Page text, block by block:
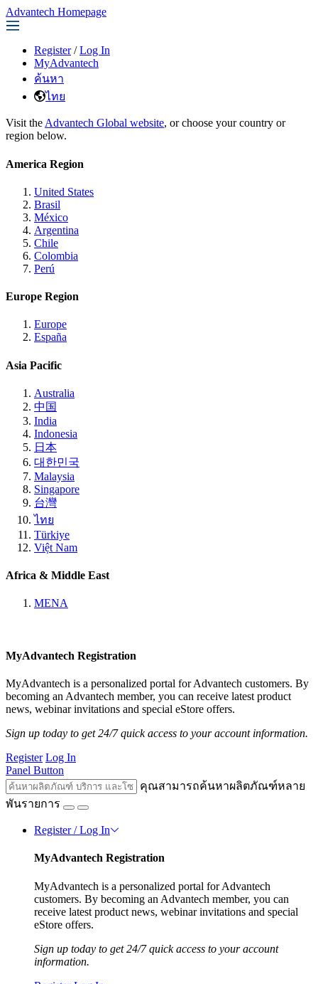
Advantech Homepage
Register / Log In
MyAdvantech
ค้นหา
ไทย
Visit the Advantech Global website, or choose your country or
region below.
America Region
United States
Brasil
México
Argentina
Chile
Colombia
Perú
Europe Region
Europe
España
Asia Pacific
Australia
中国
India
Indonesia
日本
대한민국
Malaysia
Singapore
台灣
ไทย
Türkiye
Việt Nam
Africa & Middle East
MENA
MyAdvantech Registration
MyAdvantech is a personalized portal for Advantech customers. By
becoming an Advantech member, you can receive latest product
news, webinar invitations and special eStore offers.
Sign up today to get 24/7 quick access to your account information.
Register Log In
Panel Button
คุณสามารถค้นหาผลิตภัณฑ์หลาย
พันรายการ
Register / Log In
MyAdvantech Registration
MyAdvantech is a personalized portal for Advantech
customers. By becoming an Advantech member, you can
receive latest product news, webinar invitations and special
eStore offers.
Sign up today to get 24/7 quick access to your account
information.